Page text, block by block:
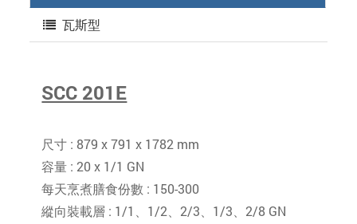
瓦斯型
SCC 201E
尺寸 : 879 x 791 x 1782 mm
容量 : 20 x 1/1 GN
每天烹煮膳食份數 : 150-300
縱向裝載層 : 1/1、1/2、2/3、1/3、2/8 GN